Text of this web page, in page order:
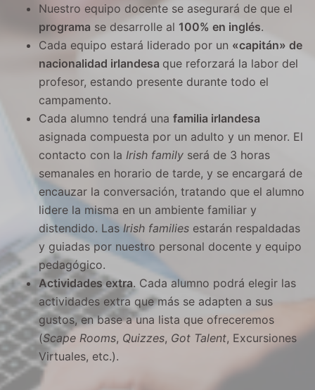
Nuestro equipo docente se asegurará de que el
programa se desarrolle al 100% en inglés.
Cada equipo estará liderado por un «capitán» de
nacionalidad irlandesa que reforzará la labor del
profesor, estando presente durante todo el
campamento.
Cada alumno tendrá una familia irlandesa
asignada compuesta por un adulto y un menor. El
contacto con la Irish family será de 3 horas
semanales en horario de tarde, y se encargará de
encauzar la conversación, tratando que el alumno
lidere la misma en un ambiente familiar y
distendido. LasIrish families estarán respaldadas
y guiadas por nuestro personal docente y equipo
pedagógico.
Actividades extra. Cada alumno podrá elegir las
actividades extra que más se adapten a sus
gustos, en base a una lista que ofreceremos
(Scape Rooms, Quizzes, Got Talent, Excursiones
Virtuales, etc.).